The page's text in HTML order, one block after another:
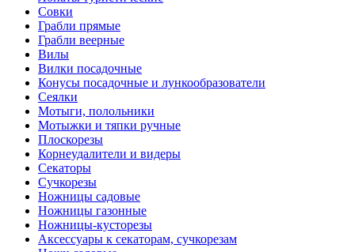
Совки
Грабли прямые
Грабли веерные
Вилы
Вилки посадочные
Конусы посадочные и лункообразователи
Сеялки
Мотыги, полольники
Мотыжки и тяпки ручные
Плоскорезы
Корнеудалители и видеры
Секаторы
Сучкорезы
Ножницы садовые
Ножницы газонные
Ножницы-кусторезы
Аксессуары к секаторам, сучкорезам